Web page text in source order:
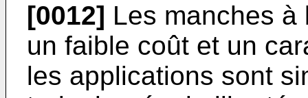
[0012] Les manches
un faible coût et un
les applications sont